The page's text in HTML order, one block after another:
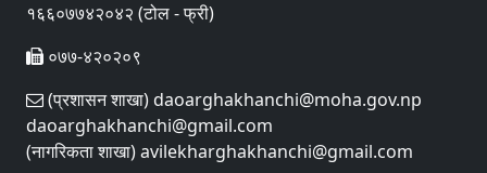
१६६०७७४२०४२ (टोल - फ्री)
०७७-४२०२०९
(प्रशासन शाखा) daoarghakhanchi@moha.gov.np
daoarghakhanchi@gmail.com
(नागरिकता शाखा) avilekharghakhanchi@gmail.com